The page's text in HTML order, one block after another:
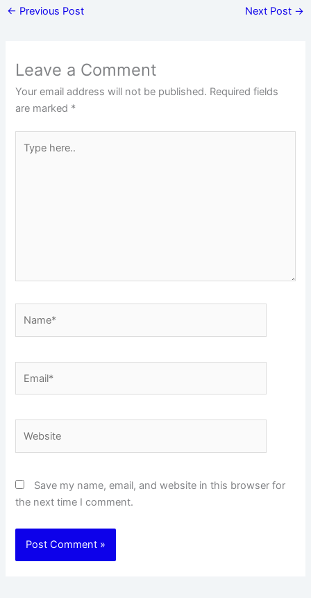
← Previous Post Next Post →
Leave a Comment
Your email address will not be published. Required fields
are marked *
here..
Save my name, email, and website in this browser for
the next time I comment.